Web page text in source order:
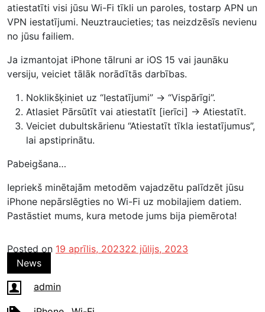
atiestatīti visi jūsu Wi-Fi tīkli un paroles, tostarp APN un
VPN iestatījumi. Neuztraucieties; tas neizdzēsīs nevienu
no jūsu failiem.
Ja izmantojat iPhone tālruni ar iOS 15 vai jaunāku
versiju, veiciet tālāk norādītās darbības.
Noklikšķiniet uz “Iestatījumi” → “Vispārīgi”.
Atlasiet Pārsūtīt vai atiestatīt [ierīci] → Atiestatīt.
Veiciet dubultskārienu “Atiestatīt tīkla iestatījumus”,
lai apstiprinātu.
Pabeigšana…
Iepriekš minētajām metodēm vajadzētu palīdzēt jūsu
iPhone nepārslēgties no Wi-Fi uz mobilajiem datiem.
Pastāstiet mums, kura metode jums bija piemērota!
Posted on 19 aprīlis, 202322 jūlijs, 2023
News
admin